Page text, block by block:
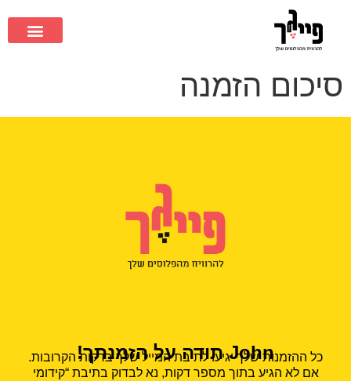
סיכום הזמנה
John תודה על הזמנתך!
כל ההזמנות שלך יגיעו לתיבת המייל שלך בדקות הקרובות.
אם לא הגיע בתוך מספר דקות, נא לבדוק בתיבת “קידומי